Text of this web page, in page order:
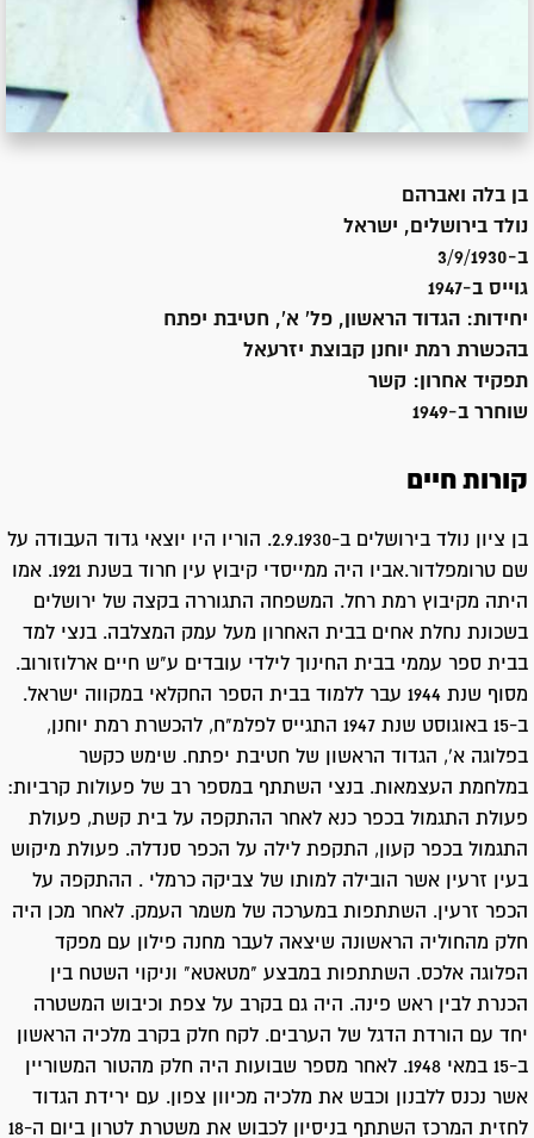
בן בלה ואברהם
נולד בירושלים, ישראל
ב-3/9/1930
גוייס ב-1947
יחידות: הגדוד הראשון, פל' א', חטיבת יפתח
בהכשרת רמת יוחנן קבוצת יזרעאל
תפקיד אחרון: קשר
שוחרר ב-1949
קורות חיים
בן ציון נולד בירושלים ב-2.9.1930. הוריו היו יוצאי גדוד העבודה על
שם טרומפלדור.אביו היה ממייסדי קיבוץ עין חרוד בשנת 1921. אמו
היתה מקיבוץ רמת רחל. המשפחה התגוררה בקצה של ירושלים
בשכונת נחלת אחים בבית האחרון מעל עמק המצלבה. בנצי למד
בבית ספר עממי בבית החינוך לילדי עובדים ע"ש חיים ארלוזורוב.
מסוף שנת 1944 עבר ללמוד בבית הספר החקלאי במקווה ישראל.
ב-15 באוגוסט שנת 1947 התגייס לפלמ"ח, להכשרת רמת יוחנן,
בפלוגה א', הגדוד הראשון של חטיבת יפתח. שימש כקשר
במלחמת העצמאות. בנצי השתתף במספר רב של פעולות קרביות:
פעולת התגמול בכפר כנא לאחר ההתקפה על בית קשת, פעולת
התגמול בכפר קעון, התקפת לילה על הכפר סנדלה. פעולת מיקוש
בעין זרעין אשר הובילה למותו של צביקה כרמלי . ההתקפה על
הכפר זרעין. השתתפות במערכה של משמר העמק. לאחר מכן היה
חלק מהחוליה הראשונה שיצאה לעבר מחנה פילון עם מפקד
הפלוגה אלכס. השתתפות במבצע "מטאטא" וניקוי השטח בין
הכנרת לבין ראש פינה. היה גם בקרב על צפת וכיבוש המשטרה
יחד עם הורדת הדגל של הערבים. לקח חלק בקרב מלכיה הראשון
ב-15 במאי 1948. לאחר מספר שבועות היה חלק מהטור המשוריין
אשר נכנס ללבנון וכבש את מלכיה מכיוון צפון. עם ירידת הגדוד
לחזית המרכז השתתף בניסיון לכבוש את משטרת לטרון ביום ה-18